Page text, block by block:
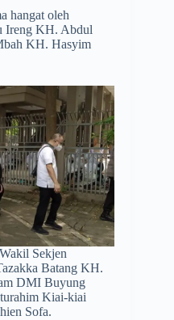
hangat oleh
Ireng KH. Abdul
KH. Hasyim
Sekjen
Batang KH.
DMI Buyung
Kiai-kiai
Sofa.